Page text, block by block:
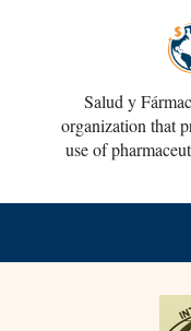
Salud y
organization that
use of